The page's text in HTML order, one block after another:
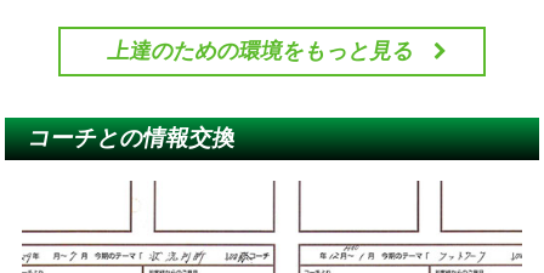
上達のための環境をもっと見る
コーチとの情報交換